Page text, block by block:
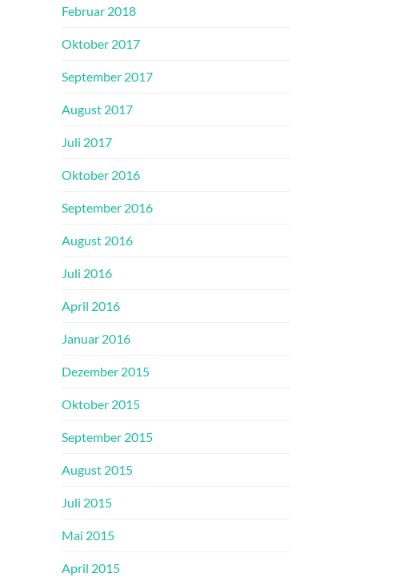
Februar 2018
Oktober 2017
September 2017
August 2017
Juli 2017
Oktober 2016
September 2016
August 2016
Juli 2016
April 2016
Januar 2016
Dezember 2015
Oktober 2015
September 2015
August 2015
Juli 2015
Mai 2015
April 2015